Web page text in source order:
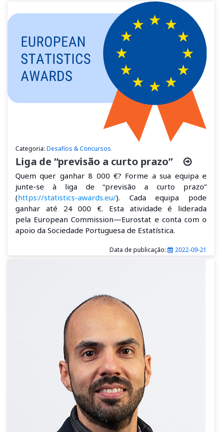
Categoria: Desafios & Concursos
Liga de “previsão a curto prazo”
Quem quer ganhar 8 000 €? Forme a sua equipa e
junte-se à liga de “previsão a curto prazo”
(https://statistics-awards.eu/). Cada equipa pode
ganhar até 24 000 €. Esta atividade é liderada
pela European Commission—Eurostat e conta com o
apoio da Sociedade Portuguesa de Estatística.
Data de publicação: 2022-09-21